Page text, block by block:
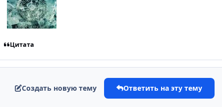
Цитата
Создать новую тему Ответить на эту тему